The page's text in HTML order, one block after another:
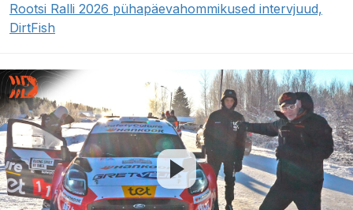
Rootsi Ralli 2026 pühapäevahommikused intervjuud,
DirtFish